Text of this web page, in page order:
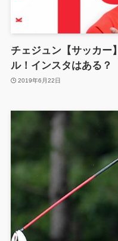
チェジュン【サッカー
ル！インスタはある？
2019年6月22日